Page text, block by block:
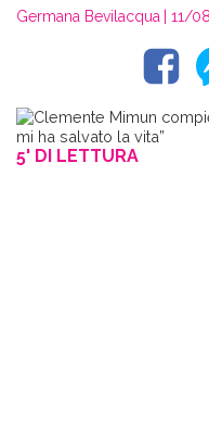
Germana Bevilacqua | 11/
5' DI LETTURA